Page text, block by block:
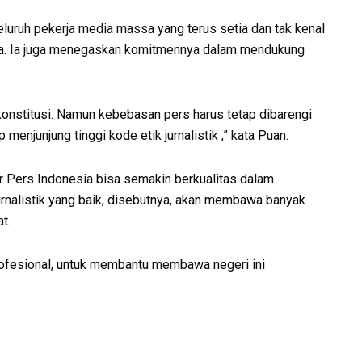
pekerja media massa yang terus setia dan tak kenal
juga menegaskan komitmennya dalam mendukung
Namun kebebasan pers harus tetap dibarengi
tinggi kode etik jurnalistik ,” kata Puan.
Pers Indonesia bisa semakin berkualitas dalam
yang baik, disebutnya, akan membawa banyak
untuk membantu membawa negeri ini